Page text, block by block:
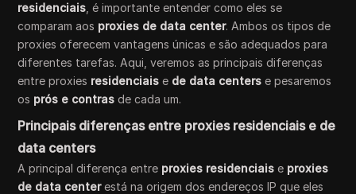
residenciais , é importante entender como eles se
comparam aos proxies de data center. Ambos os tipos de
proxies oferecem vantagens únicas e são adequados para
diferentes tarefas. Aqui, veremos as principais diferenças
entre proxies residenciais e de data centers e pesaremos
os prós e contras de cada um.
Principais diferenças entre proxies residenciais e de
data centers
A principal diferença entre proxies residenciais e proxies
de data centerestá na origem dos endereços IP que eles